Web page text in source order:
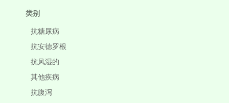
类别
抗糖尿病
抗安德罗根
抗风湿的
其他疾病
抗腹泻